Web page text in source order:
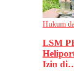
Hukum
LSM
Izin